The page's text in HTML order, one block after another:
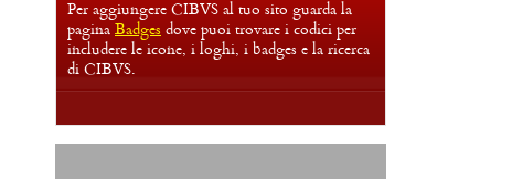
Per aggiungere CIBVS al tuo sito guarda la
pagina Badges dove puoi trovare i codici per
includere le icone, i loghi, i badges e la ricerca
di CIBVS.